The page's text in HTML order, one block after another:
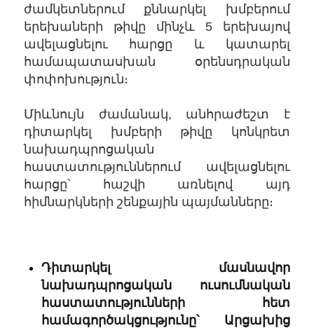
ժամկետներում քննարկել խմբերում
երեխաների թիվը մինչև 5 երեխայով
ավելացնելու հարցը և կատարել
համապատասխան օրենսդրական
փոփոխություն։
Միևնույն ժամանակ, անհրաժեշտ է
դիտարկել խմբերի թիվը կոնկրետ
նախադպրոցական
հաստատություններում ավելացնելու
հարցը՝ հաշվի առնելով այդ
հիմնարկների շենքային պայմանները։
Դիտարկել մասնավոր
նախադպրոցական ուսումնական
հաստատությունների հետ
համագործակցությունը՝ Արցախից